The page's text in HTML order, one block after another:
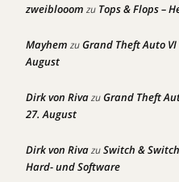
zweiblooom zu Tops & Flops –
Mayhem zuGrand Theft Auto
August
Dirk von RivazuGrand Theft
27. August
Dirk von RivazuSwitch &
Hard- und Software